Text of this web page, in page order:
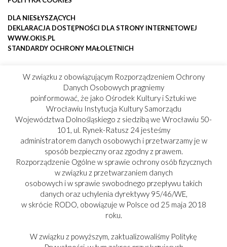
DLA NIESŁYSZĄCYCH
DEKLARACJA DOSTĘPNOŚCI DLA STRONY INTERNETOWEJ
WWW.OKIS.PL
STANDARDY OCHRONY MAŁOLETNICH
W związku z obowiązującym Rozporządzeniem Ochrony
Danych Osobowych pragniemy
poinformować, że jako Ośrodek Kultury i Sztuki we
Wrocławiu Instytucja Kultury Samorządu
Województwa Dolnośląskiego z siedzibą we Wrocławiu 50-
101, ul. Rynek-Ratusz 24 jesteśmy
administratorem danych osobowych i przetwarzamy je w
sposób bezpieczny oraz zgodny z prawem.
Rozporządzenie Ogólne w sprawie ochrony osób fizycznych
w związku z przetwarzaniem danych
osobowych i w sprawie swobodnego przepływu takich
danych oraz uchylenia dyrektywy 95/46/WE,
w skrócie RODO, obowiązuje w Polsce od 25 maja 2018
roku.
W związku z powyższym, zaktualizowaliśmy Politykę